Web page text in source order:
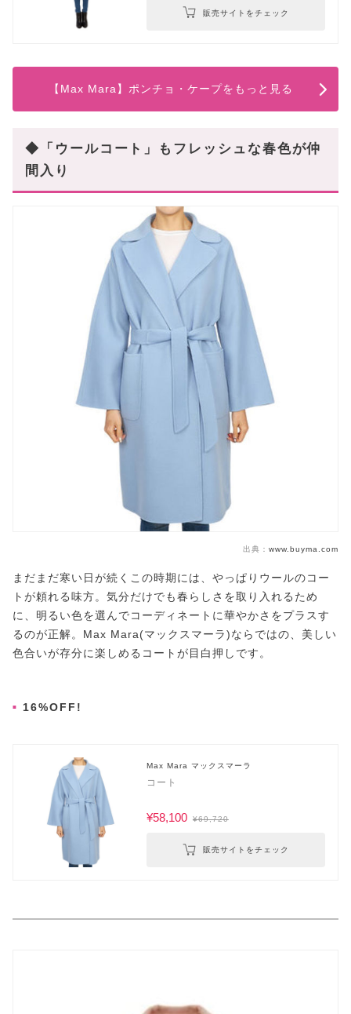
販売サイトをチェック
【Max Mara】ポンチョ・ケープをもっと見る
◆「ウールコート」もフレッシュな春色が仲
間入り
出典： www.buyma.com
まだまだ寒い日が続くこの時期には、やっぱりウールのコー
トが頼れる味方。気分だけでも春らしさを取り入れるため
に、明るい色を選んでコーディネートに華やかさをプラスす
るのが正解。Max Mara(マックスマーラ)ならではの、美しい
色合いが存分に楽しめるコートが目白押しです。
16%OFF!
Max Mara マックスマーラ
コート
¥58,100 ¥69,720
販売サイトをチェック